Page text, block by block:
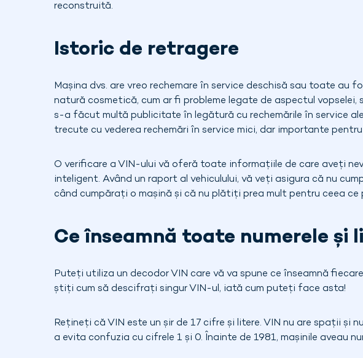
reconstruită.
Istoric de retragere
Mașina dvs. are vreo rechemare în service deschisă sau toate au
natură cosmetică, cum ar fi probleme legate de aspectul vopselei,
s-a făcut multă publicitate în legătură cu rechemările în service
trecute cu vederea rechemări în service mici, dar importante
O verificare a VIN-ului vă oferă toate informațiile de care aveți
inteligent. Având un raport al vehiculului, vă veți asigura că nu
când cumpărați o mașină și că nu plătiți prea mult pentru ceea ce
Ce înseamnă toate numerele și
Puteți utiliza un decodor VIN care vă va spune ce înseamnă
știți cum să descifrați singur VIN-ul, iată cum puteți face asta!
Rețineți că VIN este un șir de 17 cifre și litere. VIN nu are spații și
a evita confuzia cu cifrele 1 și 0. Înainte de 1981, mașinile aveau